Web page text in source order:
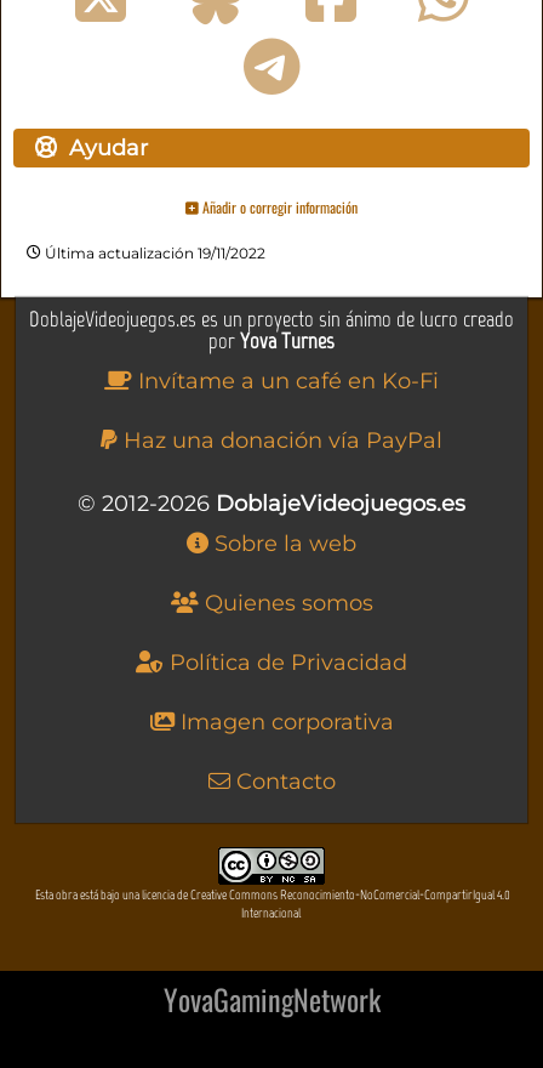
Ayudar
Añadir o corregir información
Última actualización 19/11/2022
DoblajeVideojuegos.es es un proyecto sin ánimo de lucro creado
porYova Turnes
Invítame a un café en Ko-Fi
Haz una donación vía PayPal
© 2012-2026 DoblajeVideojuegos.es
Sobre la web
Quienes somos
Política de Privacidad
Imagen corporativa
Contacto
Esta obra está bajo una licencia de Creative Commons Reconocimiento-NoComercial-CompartirIgual 4.0
Internacional
YovaGamingNetwork